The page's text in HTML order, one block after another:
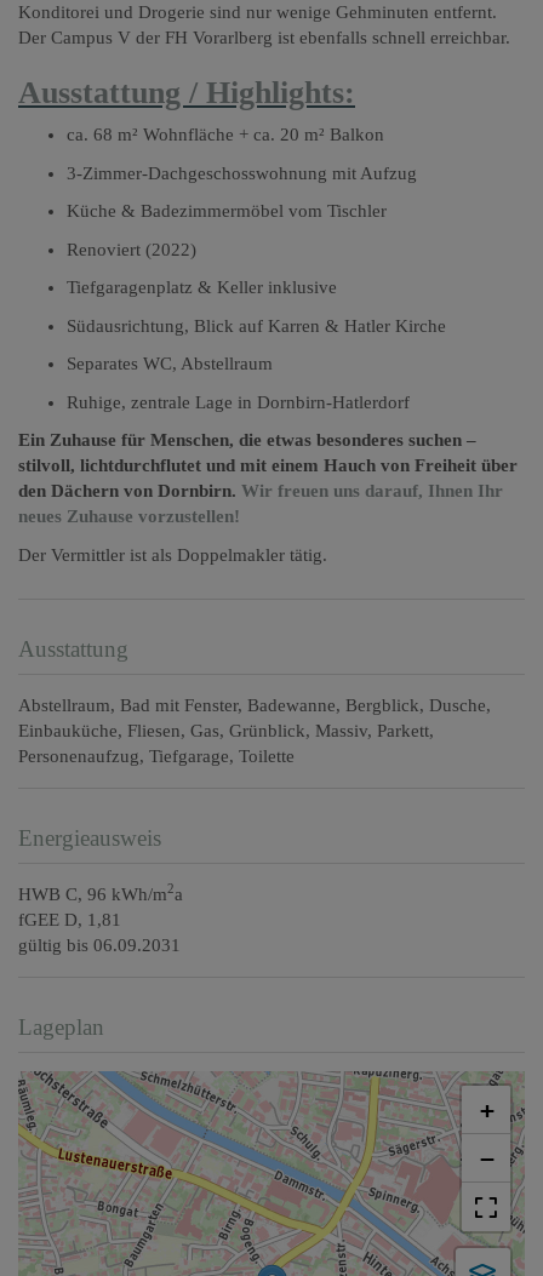
Konditorei und Drogerie sind nur wenige Gehminuten entfernt.
Der Campus V der FH Vorarlberg ist ebenfalls schnell erreichbar.
Ausstattung / Highlights:
ca. 68 m² Wohnfläche + ca. 20 m² Balkon
3-Zimmer-Dachgeschosswohnung mit Aufzug
Küche & Badezimmermöbel vom Tischler
Renoviert (2022)
Tiefgaragenplatz & Keller inklusive
Südausrichtung, Blick auf Karren & Hatler Kirche
Separates WC, Abstellraum
Ruhige, zentrale Lage in Dornbirn-Hatlerdorf
Ein Zuhause für Menschen, die etwas besonderes suchen –
stilvoll, lichtdurchflutet und mit einem Hauch von Freiheit über
den Dächern von Dornbirn. Wir freuen uns darauf, Ihnen Ihr
neues Zuhause vorzustellen!
Der Vermittler ist als Doppelmakler tätig.
Ausstattung
Abstellraum Bad mit Fenster Badewanne Bergblick
Dusche
Einbauküche
Fliesen Gas Grünblick Massiv Parkett
Personenaufzug Tiefgarage Toilette
Energieausweis
HWB C, 96 kWh/m2a
fGEE D, 1,81
gültig bis 06.09.2031
Lageplan
+
−